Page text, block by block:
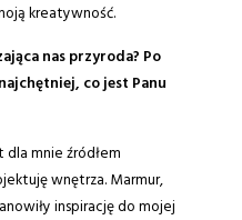
kreatywność.
nas przyroda? Po
co jest Panu
mnie źródłem
wnętrza. Marmur,
inspirację do mojej